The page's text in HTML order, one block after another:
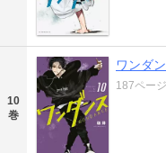
10
巻
ワンダ
187ページ